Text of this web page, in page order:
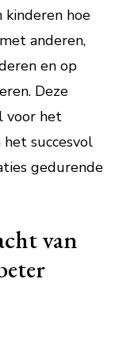
hoe
anderen,
en op
Deze
voor het
succesvol
gedurende
van